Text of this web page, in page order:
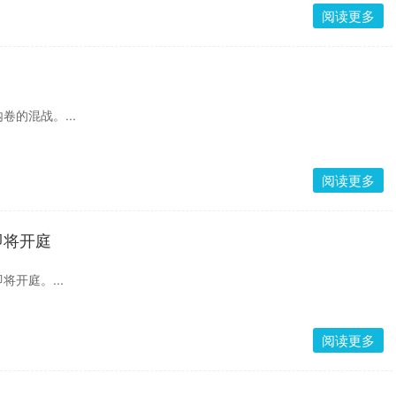
阅读更多
的混战。...
阅读更多
开庭
开庭。...
阅读更多